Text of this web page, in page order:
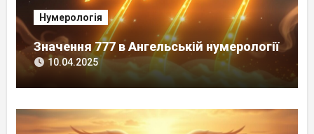
Нумерологія
Значення 777 в Ангельській нумерології
10.04.2025